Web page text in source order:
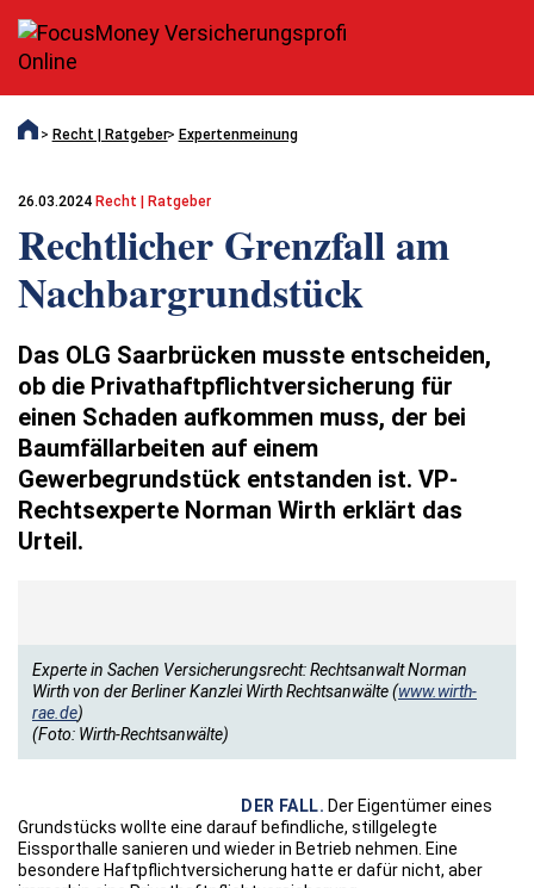
Recht | Ratgeber Expertenmeinung
26.03.2024 Recht | Ratgeber
Rechtlicher Grenzfall am
Nachbargrundstück
Das OLG Saarbrücken musste entscheiden,
ob die Privathaftpflichtversicherung für
einen Schaden aufkommen muss, der bei
Baumfällarbeiten auf einem
Gewerbegrundstück entstanden ist. VP-
Rechtsexperte Norman Wirth erklärt das
Urteil.
Experte in Sachen Versicherungsrecht: Rechtsanwalt Norman
Wirth von der Berliner Kanzlei Wirth Rechtsanwälte (www.wirth-
rae.de)
(Foto: Wirth-Rechtsanwälte)
DER FALL. Der Eigentümer eines
Grundstücks wollte eine darauf befindliche, stillgelegte
Eissporthalle sanieren und wieder in Betrieb nehmen. Eine
besondere Haftpflichtversicherung hatte er dafür nicht, aber